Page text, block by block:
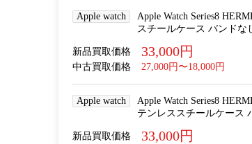
Apple watch
Apple Watch Series8
スチールケース バンドな
新品買取価格 33,000円
中古買取価格 27,000円〜18,000円
Apple watch
Apple Watch Series8
テンレススチールケース
新品買取価格 33,000円